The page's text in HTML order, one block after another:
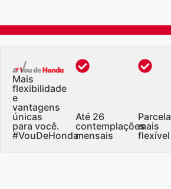
Mais
flexibilidade
e
vantagens
únicas
para você.
#VouDeHonda
Até 26
contemplações
mensais
Parcela
mais
flexível